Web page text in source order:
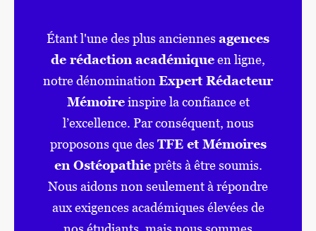
Étant l'une des plus anciennes agences
de rédaction académiqueen ligne,
notre dénomination Expert Rédacteur
Mémoireinspire la confiance et
l’excellence. Par conséquent, nous
proposons que des TFE et Mémoires
en Ostéopathieprêts à être soumis.
Nous aidons non seulement à répondre
aux exigences académiques élevées de